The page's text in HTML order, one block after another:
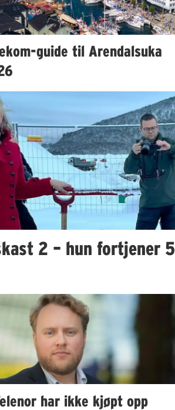
guide til Arendalsuka
2 – hun fortjener 5
har ikke kjøpt opp